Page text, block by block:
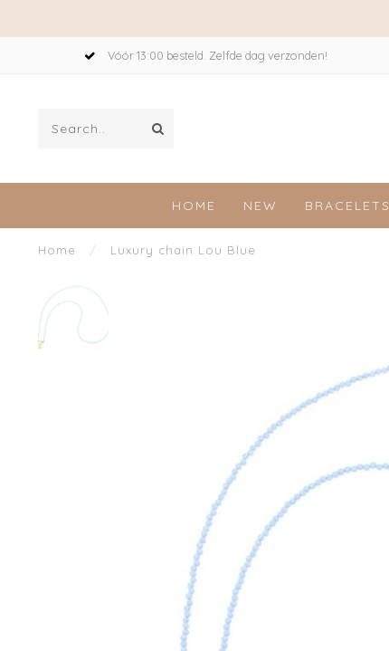
Vóór 13:00 besteld. Zelfde dag verzonden!
HOME NEW BRACELETS
Home / Luxury chain Lou Blue